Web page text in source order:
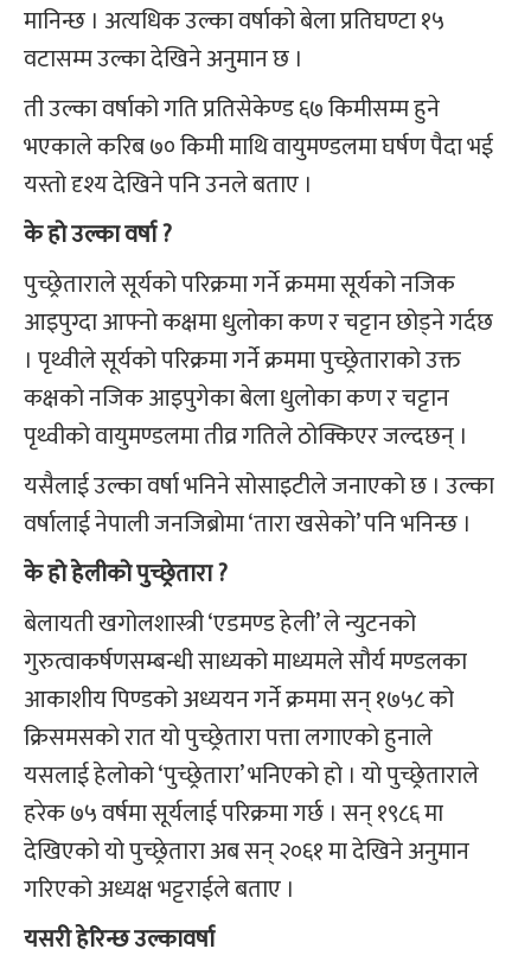
मानिन्छ । अत्यधिक उल्का वर्षाको बेला प्रतिघण्टा १५
वटासम्म उल्का देखिने अनुमान छ ।
ती उल्का वर्षाको गति प्रतिसेकेण्ड ६७ किमीसम्म हुने
भएकाले करिब ७० किमी माथि वायुमण्डलमा घर्षण पैदा भई
यस्तो दृश्य देखिने पनि उनले बताए ।
के हो उल्का वर्षा ?
पुच्छ्रेताराले सूर्यको परिक्रमा गर्ने क्रममा सूर्यको नजिक
आइपुग्दा आफ्नो कक्षमा धुलोका कण र चट्टान छोड्ने गर्दछ
। पृथ्वीले सूर्यको परिक्रमा गर्ने क्रममा पुच्छ्रेताराको उक्त
कक्षको नजिक आइपुगेका बेला धुलोका कण र चट्टान
पृथ्वीको वायुमण्डलमा तीव्र गतिले ठोक्किएर जल्दछन् ।
यसैलाई उल्का वर्षा भनिने सोसाइटीले जनाएको छ । उल्का
वर्षालाई नेपाली जनजिब्रोमा ‘तारा खसेको’ पनि भनिन्छ ।
के हो हेलीको पुच्छ्रेतारा ?
बेलायती खगोलशास्त्री ‘एडमण्ड हेली’ ले न्युटनको
गुरुत्वाकर्षणसम्बन्धी साध्यको माध्यमले सौर्य मण्डलका
आकाशीय पिण्डको अध्ययन गर्ने क्रममा सन् १७५८ को
क्रिसमसको रात यो पुच्छ्रेतारा पत्ता लगाएको हुनाले
यसलाई हेलोको ‘पुच्छ्रेतारा’ भनिएको हो । यो पुच्छ्रेताराले
हरेक ७५ वर्षमा सूर्यलाई परिक्रमा गर्छ । सन् १९८६ मा
देखिएको यो पुच्छ्रेतारा अब सन् २०६१ मा देखिने अनुमान
गरिएको अध्यक्ष भट्टराईले बताए ।
यसरी हेरिन्छ उल्कावर्षा